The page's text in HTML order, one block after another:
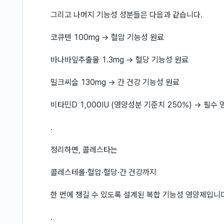
그리고 나머지 기능성 성분들은 다음과 같습니다.
코큐텐 100mg → 혈압 기능성 원료
바나바잎추출물 1.3mg → 혈당 기능성 원료
밀크씨슬 130mg → 간 건강 기능성 원료
비타민D 1,000IU (영양성분 기준치 250%) → 필수
.
정리하면, 콜레스타는
콜레스테롤·혈압·혈당·간 건강까지
한 번에 챙길 수 있도록 설계된 복합 기능성 영양제입니
.